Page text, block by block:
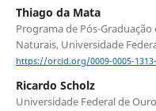
Thiago da Mata
Programa de Pós-
Naturais, Universidade
https://orcid.org/0009-0005-
Ricardo Scholz
Universidade Federal de